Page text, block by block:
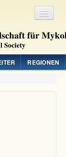
REGIONEN